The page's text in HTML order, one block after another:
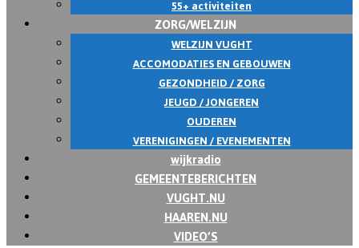
55+ activiteiten
ZORG/WELZIJN
WELZIJN VUGHT
ACCOMODATIES EN GEBOUWEN
GEZONDHEID / ZORG
JEUGD / JONGEREN
OUDEREN
VERENIGINGEN / EVENEMENTEN
wijkradio
GEMEENTEBERICHTEN
VUGHT.NU
HAAREN.NU
VIDEO’S